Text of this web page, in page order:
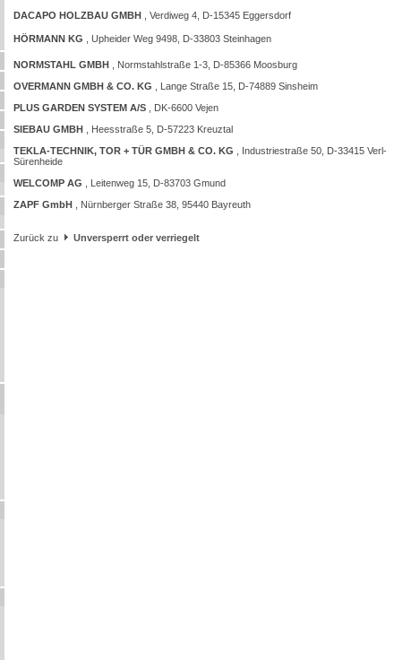
DACAPO HOLZBAU GMBH , Verdiweg 4, D-15345 Eggersdorf
HÖRMANN KG , Upheider Weg 9498, D-33803 Steinhagen
NORMSTAHL GMBH , Normstahlstraße 1-3, D-85366 Moosburg
OVERMANN GMBH & CO. KG , Lange Straße 15, D-74889 Sinsheim
PLUS GARDEN SYSTEM A/S , DK-6600 Vejen
SIEBAU GMBH , Heesstraße 5, D-57223 Kreuztal
TEKLA-TECHNIK, TOR + TÜR GMBH & CO. KG , Industriestraße 50, D-33415 Verl-
Sürenheide
WELCOMP AG , Leitenweg 15, D-83703 Gmund
ZAPF GmbH , Nürnberger Straße 38, 95440 Bayreuth
Zurück zu Unversperrt oder verriegelt